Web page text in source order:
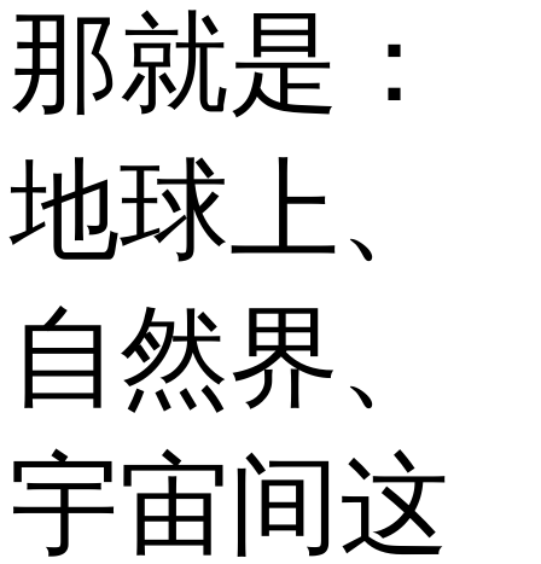
那就是：
地球上、
自然界、
宇宙间这